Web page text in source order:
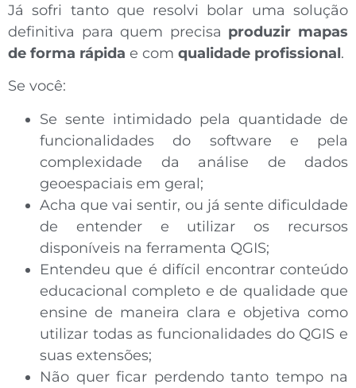
Já sofri tanto que resolvi bolar uma solução
definitiva para quem precisa produzir mapas
de forma rápida e com qualidade profissional.
Se você:
Se sente intimidado pela quantidade de
funcionalidades do software e pela
complexidade da análise de dados
geoespaciais em geral;
Acha que vai sentir, ou já sente dificuldade
de entender e utilizar os recursos
disponíveis na ferramenta QGIS;
Entendeu que é difícil encontrar conteúdo
educacional completo e de qualidade que
ensine de maneira clara e objetiva como
utilizar todas as funcionalidades do QGIS e
suas extensões;
Não quer ficar perdendo tanto tempo na